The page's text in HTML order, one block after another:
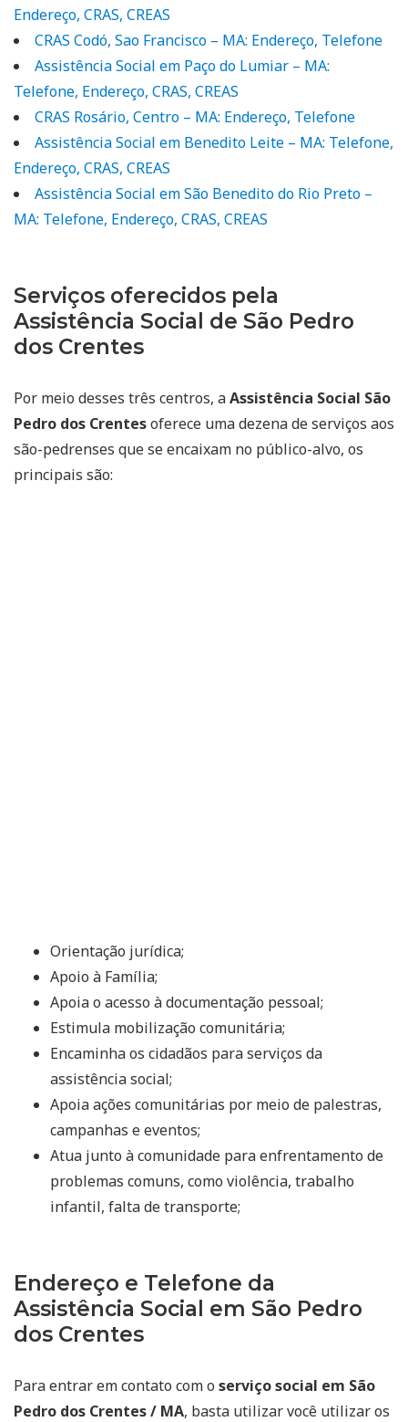
Endereço, CRAS, CREAS
CRAS Codó, Sao Francisco – MA: Endereço, Telefone
Assistência Social em Paço do Lumiar – MA:
Telefone, Endereço, CRAS, CREAS
CRAS Rosário, Centro – MA: Endereço, Telefone
Assistência Social em Benedito Leite – MA: Telefone,
Endereço, CRAS, CREAS
Assistência Social em São Benedito do Rio Preto –
MA: Telefone, Endereço, CRAS, CREAS
Serviços oferecidos pela
Assistência Social de São Pedro
dos Crentes
Por meio desses três centros, aAssistência Social São
Pedro dos Crentesoferece uma dezena de serviços aos
são-pedrenses que se encaixam no público-alvo, os
principais são:
Orientação jurídica;
Apoio à Família;
Apoia o acesso à documentação pessoal;
Estimula mobilização comunitária;
Encaminha os cidadãos para serviços da
assistência social;
Apoia ações comunitárias por meio de palestras,
campanhas e eventos;
Atua junto à comunidade para enfrentamento de
problemas comuns, como violência, trabalho
infantil, falta de transporte;
Endereço e Telefone da
Assistência Social em São Pedro
dos Crentes
Para entrar em contato com o serviço social em São
Pedro dos Crentes / MA, basta utilizar você utilizar os